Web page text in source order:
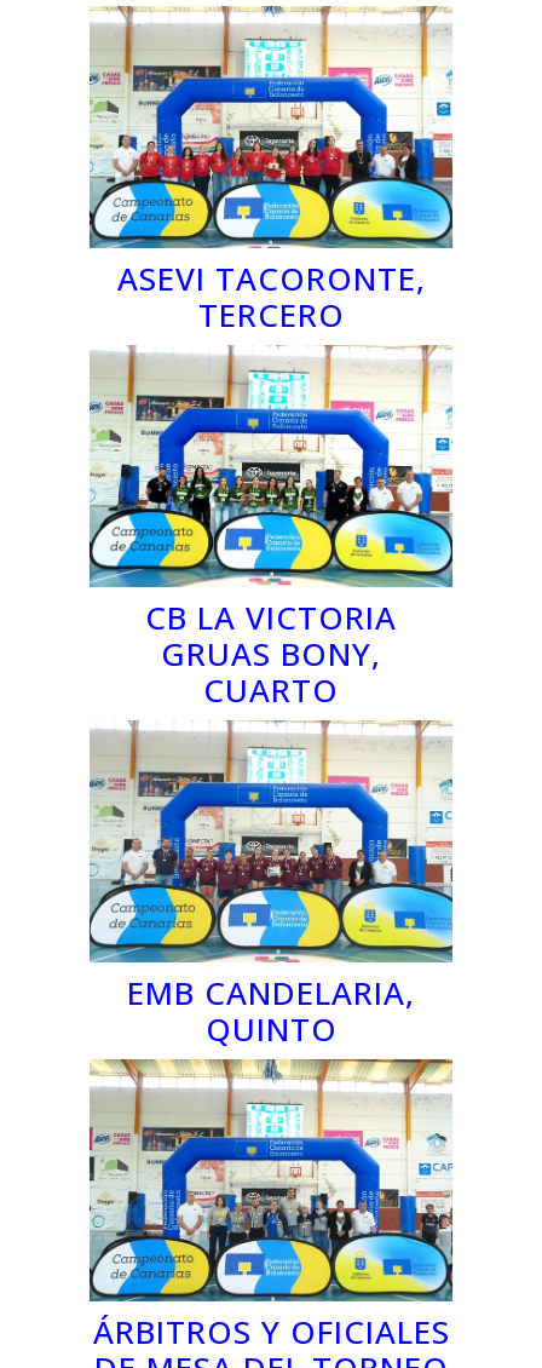
ASEVI TACORONTE,
TERCERO
CB LA VICTORIA
GRUAS BONY,
CUARTO
EMB CANDELARIA,
QUINTO
ÁRBITROS Y OFICIALES